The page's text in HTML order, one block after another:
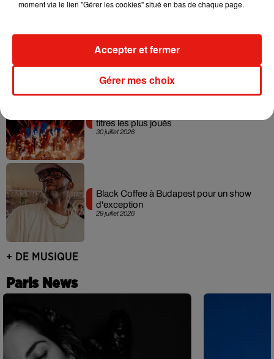
31 juillet 2026
30 juillet 2026
titres les plus joués
29 juillet 2026
Black Coffee à Budapest pour un show
d'exception
+ DE MUSIQUE
Paris News
moment via le lien "Gérer les cookies" situé en bas de chaque page.
Gérer mes choix
Accepter et fermer